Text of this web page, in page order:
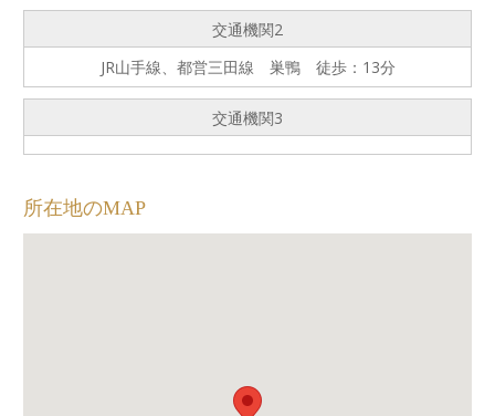
交通機関2
JR山手線、都営三田線 巣鴨 徒歩：13分
交通機関3
所在地のMAP